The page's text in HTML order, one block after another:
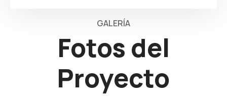
GALERÍA
Fotos del
Proyecto